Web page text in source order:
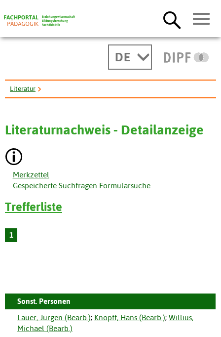
DE
Literatur
Literaturnachweis - Detailanzeige
Merkzettel
Gespeicherte Suchfragen Formularsuche
Trefferliste
1
Sonst. Personen
Lauer, Jürgen (Bearb.); Knopff, Hans (Bearb.); Willius,
Michael (Bearb.)